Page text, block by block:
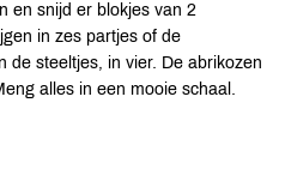
en snijd er blokjes van 2
in zes partjes of de
de steeltjes, in vier. De abrikozen
alles in een mooie schaal.